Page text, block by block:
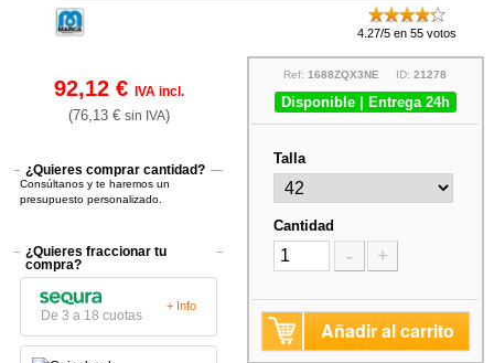
4.27/5 en 55 votos
92,12 € IVA incl.
(76,13 € sin IVA)
¿Quieres comprar cantidad?
Consúltanos y te haremos un
presupuesto personalizado.
¿Quieres fraccionar tu
compra?
De 3 a 18 cuotas
+ Info
Ref:1688ZQX3NE ID:21278
Disponible | Entrega 24h
Talla
Cantidad
- +
Añadir al carrito